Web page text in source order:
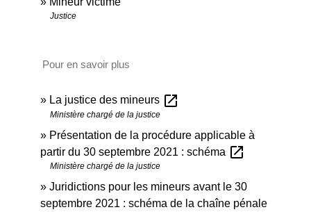
Justice
Pour en savoir plus
La justice des mineurs open_in_new
Ministère chargé de la justice
Présentation de la procédure applicable à
partir du 30 septembre 2021 : schéma open_in_new
Ministère chargé de la justice
Juridictions pour les mineurs avant le 30
septembre 2021 : schéma de la chaîne pénale